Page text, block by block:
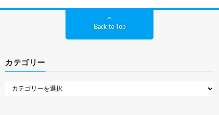
Back to Top
カテゴリー